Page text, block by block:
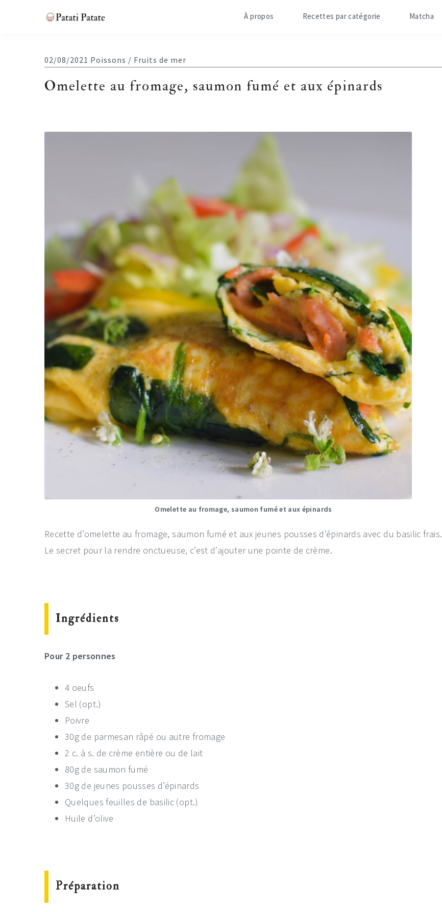
À propos Recettes par catégorie Matcha
02/08/2021 Poissons / Fruits de mer
Omelette au fromage, saumon fumé et aux épinards
Omelette au fromage, saumon fumé et aux épinards
Recette d’omelette au fromage, saumon fumé et aux jeunes pousses d’épinards avec du basilic frais.
Le secret pour la rendre onctueuse, c’est d’ajouter une pointe de crème.
Ingrédients
Pour 2 personnes
4 oeufs
Sel (opt.)
Poivre
30g de parmesan râpé ou autre fromage
2 c. à s. de crème entière ou de lait
80g de saumon fumé
30g de jeunes pousses d’épinards
Quelques feuilles de basilic (opt.)
Huile d’olive
Préparation